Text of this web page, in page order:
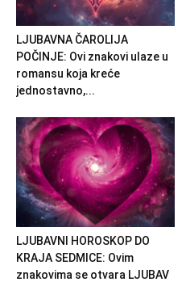
LJUBAVNA ČAROLIJA
POČINJE: Ovi znakovi ulaze u
romansu koja kreće
jednostavno,...
LJUBAVNI HOROSKOP DO
KRAJA SEDMICE: Ovim
znakovima se otvara LJUBAV